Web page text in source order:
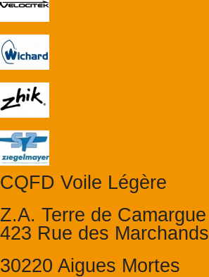
CQFD Voile Légère
Z.A. Terre de Camargue
423 Rue des Marchands
30220 Aigues Mortes